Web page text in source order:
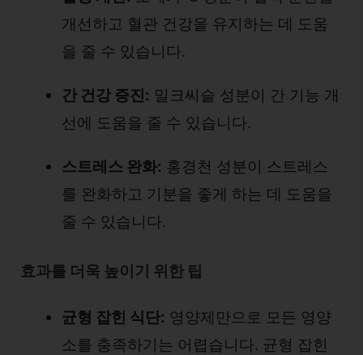
개선하고 혈관 건강을 유지하는 데 도움
을 줄 수 있습니다.
간 건강 증진: 밀크씨슬 성분이 간 기능 개
선에 도움을 줄 수 있습니다.
스트레스 완화: 홍경천 성분이 스트레스
를 완화하고 기분을 좋게 하는 데 도움을
줄 수 있습니다.
효과를 더욱 높이기 위한 팁
균형 잡힌 식단: 영양제만으로 모든 영양
소를 충족하기는 어렵습니다. 균형 잡힌